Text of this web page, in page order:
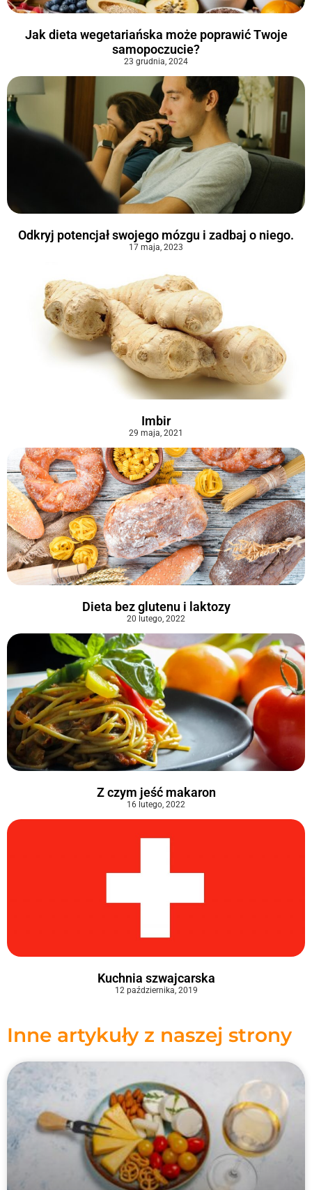
Jak dieta wegetariańska może poprawić Twoje
samopoczucie?
23 grudnia, 2024
Odkryj potencjał swojego mózgu i zadbaj o niego.
17 maja, 2023
Imbir
29 maja, 2021
Dieta bez glutenu i laktozy
20 lutego, 2022
Z czym jeść makaron
16 lutego, 2022
Kuchnia szwajcarska
12 października, 2019
Inne artykuły z naszej strony